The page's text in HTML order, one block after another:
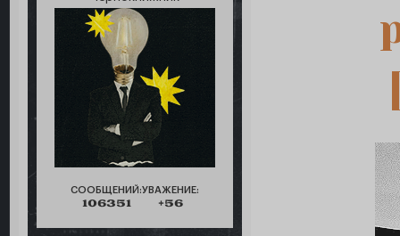
СООБЩЕНИЙ:
106351
УВАЖЕНИЕ:
+56